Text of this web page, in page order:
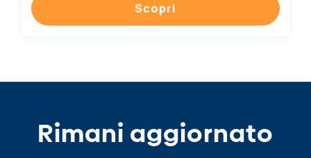
Scopri
Rimani aggiornato